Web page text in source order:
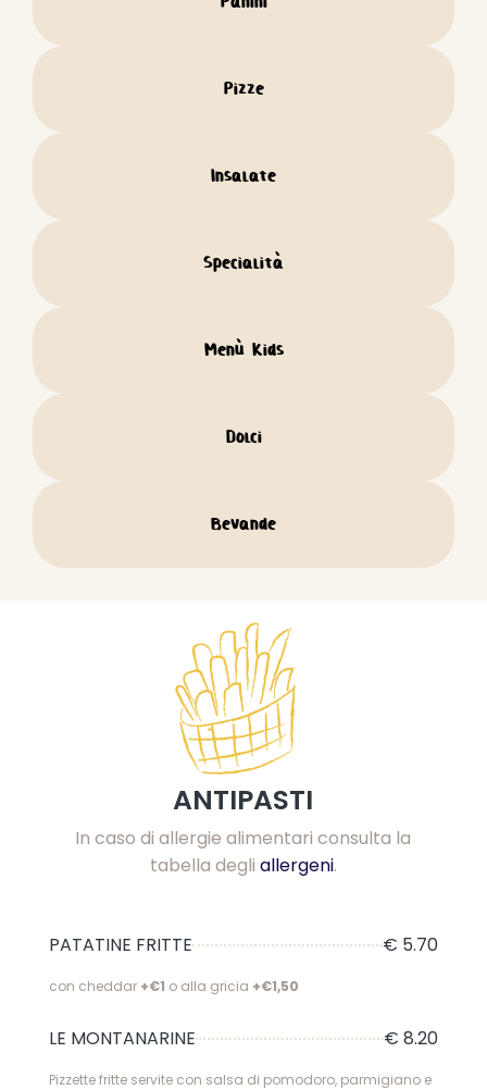
Pizze
Insalate
Specialità
Menù Kids
Dolci
Bevande
ANTIPASTI
In caso di allergie alimentari consulta la
tabella degli allergeni.
PATATINE FRITTE € 5.70
con cheddar +€1 o alla gricia +€1,50
LE MONTANARINE € 8.20
Pizzette fritte servite con salsa di pomodoro, parmigiano e